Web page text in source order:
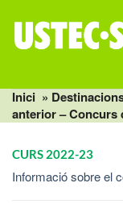
content
Inici »
anterior – Concurs
CURS 2022-23
Informació sobre el